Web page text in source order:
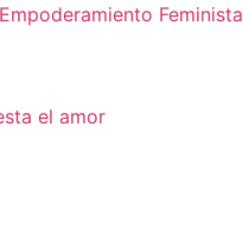
Feminista
el amor